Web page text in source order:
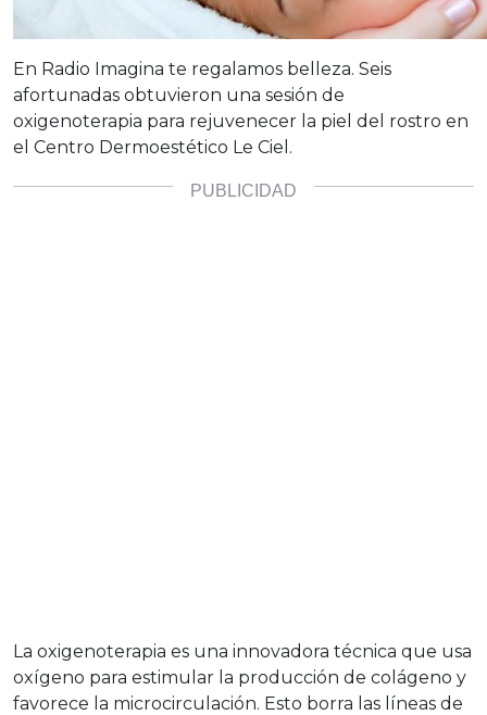
En Radio Imagina te regalamos belleza. Seis
afortunadas obtuvieron una sesión de
oxigenoterapia para rejuvenecer la piel del rostro en
el Centro Dermoestético Le Ciel.
La oxigenoterapia es una innovadora técnica que usa
oxígeno para estimular la producción de colágeno y
favorece la microcirculación. Esto borra las líneas de